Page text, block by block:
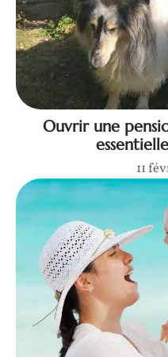
Ouvrir une
11